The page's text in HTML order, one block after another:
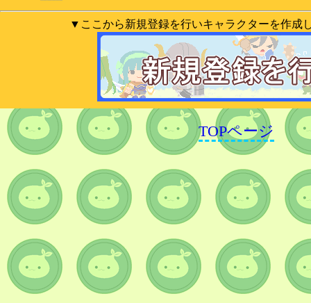
▼ここから新規登録を行いキャラクターを作成
TOPページ